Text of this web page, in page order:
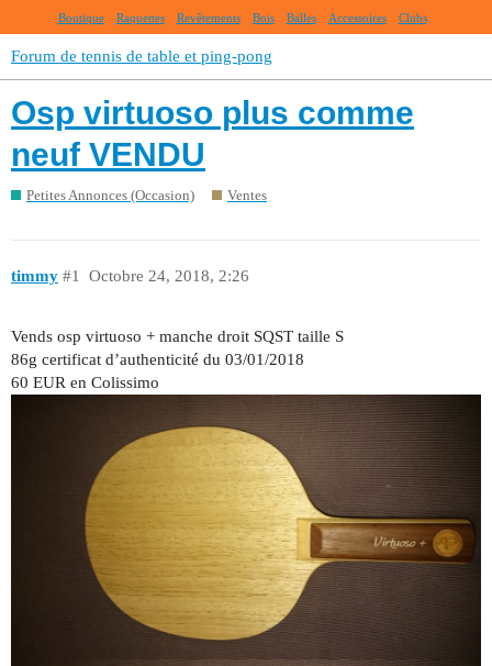
Boutique Raquettes Revêtements Bois Balles Accessoires Clubs
Forum de tennis de table et ping-pong
Osp virtuoso plus comme
neuf VENDU
Petites Annonces (Occasion) Ventes
timmy Octobre 24, 2018, 2:26
#1
Vends osp virtuoso + manche droit SQST taille S
86g certificat d’authenticité du 03/01/2018
60 EUR en Colissimo